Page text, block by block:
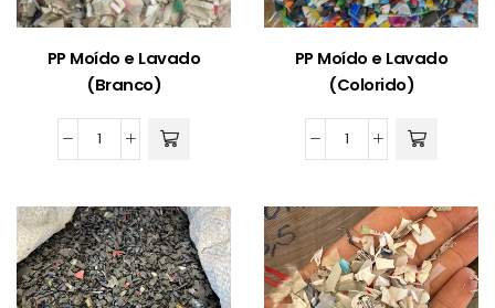
PP Moído e Lavado
(Branco)
PP
e
Lavado
(Branco)
quantidade
PP Moído e Lavado
(Colorido)
PP
e
Lavado
(Colorido)
quantidade